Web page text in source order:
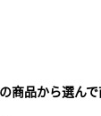
商品から選ん